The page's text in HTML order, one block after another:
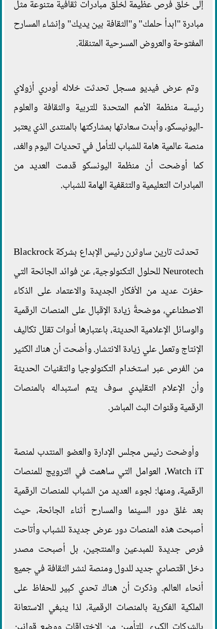
إلى خلق فرص عظيمة لخلق مبادرات ثقافية متنوعة مثل
مبادرة "ابدأ حلمك" و"الثقافة بين يديك" وإنشاء المسارح
المفتوحة والعروض المسرحية المتنقلة.
وتم عرض فيديو مسجل تحدثت خلاله أودري أزولاي
رئيسة منظمة الأمم المتحدة للتربية والثقافة والعلوم
-اليونيسكو، وأبدت سعادتها بمشاركتها بالمنتدى الذي يعتبر
منصة عالمية هامة للشباب للتأمل في تحديات اليوم والغد،
كما أوضحت أن منظمة اليونسكو قدمت العديد من
المبادرات التعليمية والتثقفية الهامة للشباب.
تحدثت تارين ساوثرن رئيس الإبداع بشركة Blackrock
Neurotech للحلول التكنولوجية، عن فوائد الجائحة التي
حفزت عديد من الأفكار الجديدة والاعتماد على الذكاء
الاصطناعي، موضحةً زيادة الإقبال على المنصات الرقمية
والوسائل الإعلامية الحديثة، باعتبارها أدوات تقلل تكاليف
الإنتاج وتعمل علي زيادة الانتشار. وأضحت أن هناك الكثير
من الفرص عبر استخدام التكنولوجيا والتقنيات الحديثة
وأن الإعلام التقليدي سوف يتم استبداله بالمنصات
الرقمية وقنوات البث المباشر.
وأوضحت رئيس مجلس الإدارة والعضو المنتدب لمنصة
Watch iT، العوامل التي ساهمت في الترويج للمنصات
الرقمية، ومنها: لجوء العديد من الشباب للمنصات الرقمية
بعد غلق دور السينما والمسارح أثناء الجائحة، حيث
أصبحت هذه المنصات دور عرض جديدة للشباب وأتاحت
فرص جديدة للمبدعين والمنتجين، بل أصبحت مصدر
دخل اقتصادي جديد للدول ومنصة لنشر الثقافة في جميع
أنحاء العالم. وذكرت أن هناك تحدي كبير للحفاظ على
الملكية الفكرية بالمنصات الرقمية، لذا ينبغي الاستعانة